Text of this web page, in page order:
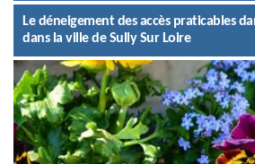
Le déneigement des accès praticables
dans la ville de Sully Sur Loire